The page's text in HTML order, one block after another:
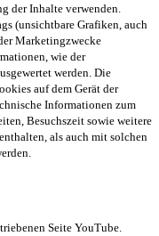
der Inhalte verwenden.
(unsichtbare Grafiken, auch
Marketingzwecke
wie der
werden. Die
auf dem Gerät der
Informationen zum
Besuchszeit sowie weitere
als auch mit solchen
Seite YouTube.